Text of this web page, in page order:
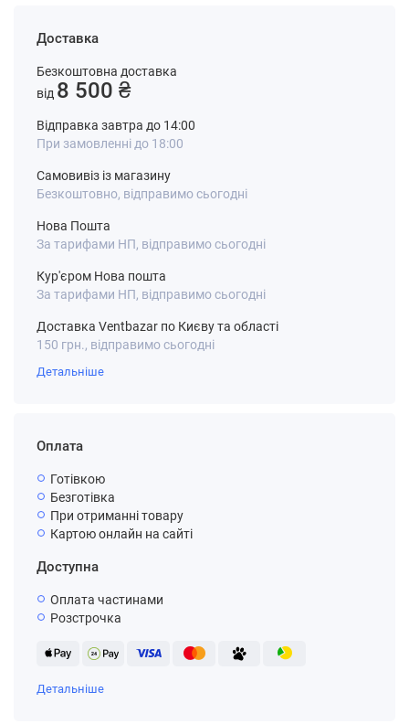
Доставка
Безкоштовна доставка
від 8 500 ₴
Відправка завтра до 14:00
При замовленні до 18:00
Самовивіз із магазину
Безкоштовно, відправимо сьогодні
Нова Пошта
За тарифами НП, відправимо сьогодні
Кур'єром Нова пошта
За тарифами НП, відправимо сьогодні
Доставка Ventbazar по Києву та області
150 грн., відправимо сьогодні
Детальніше
Оплата
Готівкою
Безготівка
При отриманні товару
Картою онлайн на сайті
Доступна
Оплата частинами
Розстрочка
Детальніше